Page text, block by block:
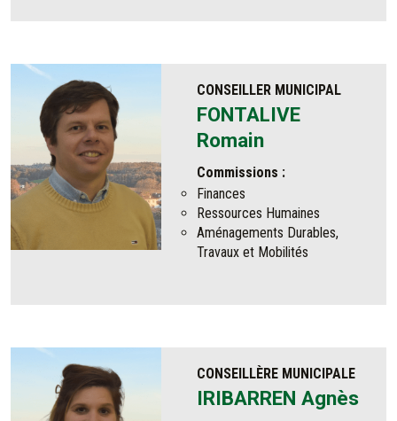
CONSEILLER MUNICIPAL
FONTALIVE
Romain
Commissions :
Finances
Ressources Humaines
Aménagements Durables,
Travaux et Mobilités
CONSEILLÈRE MUNICIPALE
IRIBARREN Agnès